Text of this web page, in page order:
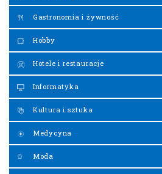
Gastronomia i żywność
Hobby
Hotele i restauracje
Informatyka
Kultura i sztuka
Medycyna
Moda